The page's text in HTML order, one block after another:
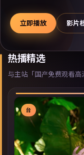
立即播放 影片
热播精选
与主站「国产免费观看
台